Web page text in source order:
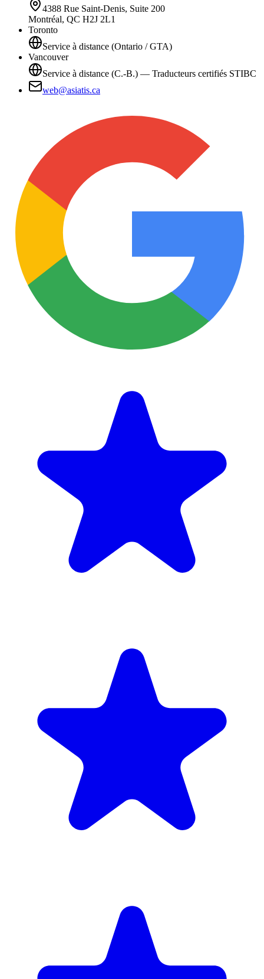
4388 Rue Saint-Denis, Suite 200
Montréal, QC H2J 2L1
Toronto
Service à distance (Ontario / GTA)
Vancouver
Service à distance (C.-B.) — Traducteurs certifiés STIBC
web@asiatis.ca